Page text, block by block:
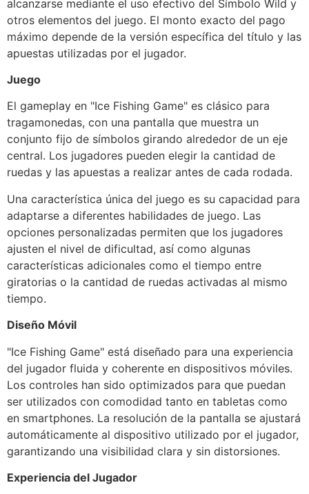
alcanzarse mediante el uso efectivo del Símbolo Wild y
otros elementos del juego. El monto exacto del pago
máximo depende de la versión específica del título y las
apuestas utilizadas por el jugador.
Juego
El gameplay en "Ice Fishing Game" es clásico para
tragamonedas, con una pantalla que muestra un
conjunto fijo de símbolos girando alrededor de un eje
central. Los jugadores pueden elegir la cantidad de
ruedas y las apuestas a realizar antes de cada rodada.
Una característica única del juego es su capacidad para
adaptarse a diferentes habilidades de juego. Las
opciones personalizadas permiten que los jugadores
ajusten el nivel de dificultad, así como algunas
características adicionales como el tiempo entre
giratorias o la cantidad de ruedas activadas al mismo
tiempo.
Diseño Móvil
"Ice Fishing Game" está diseñado para una experiencia
del jugador fluida y coherente en dispositivos móviles.
Los controles han sido optimizados para que puedan
ser utilizados con comodidad tanto en tabletas como
en smartphones. La resolución de la pantalla se ajustará
automáticamente al dispositivo utilizado por el jugador,
garantizando una visibilidad clara y sin distorsiones.
Experiencia del Jugador